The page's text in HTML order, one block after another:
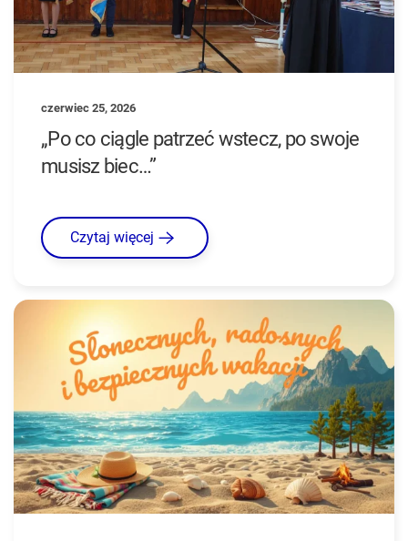
czerwiec 25, 2026
„Po co ciągle patrzeć wstecz, po swoje
musisz biec…”
Czytaj więcej